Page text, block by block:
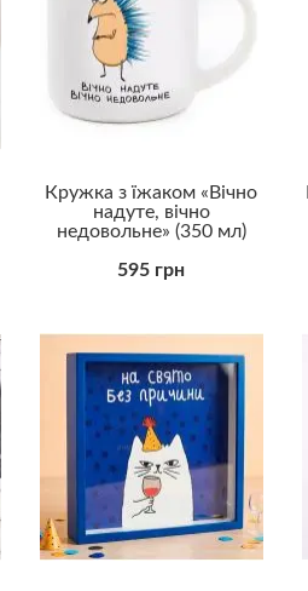
Кружка з їжаком «Вічно
надуте, вічно
недовольне» (350 мл)
595 грн